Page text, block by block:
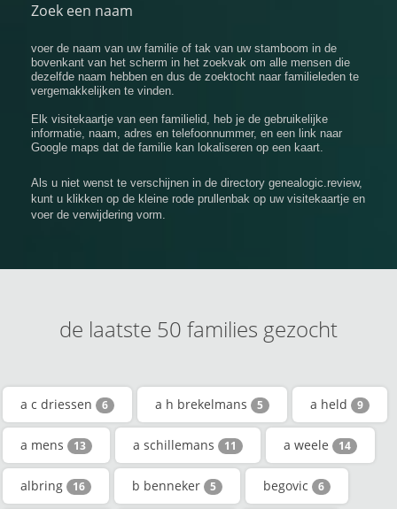
Zoek een naam
voer de naam van uw familie of tak van uw stamboom in de
bovenkant van het scherm in het zoekvak om alle mensen die
dezelfde naam hebben en dus de zoektocht naar familieleden te
vergemakkelijken te vinden.
Elk visitekaartje van een familielid, heb je de gebruikelijke
informatie, naam, adres en telefoonnummer, en een link naar
Google maps dat de familie kan lokaliseren op een kaart.
Als u niet wenst te verschijnen in de directory genealogic.review,
kunt u klikken op de kleine rode prullenbak op uw visitekaartje en
voer de verwijdering vorm.
de laatste 50 families gezocht
a c driessen 6 a h brekelmans 5 a held 9
a mens 13 a schillemans 11 a weele 14
albring 16 b benneker 5 begovic 6